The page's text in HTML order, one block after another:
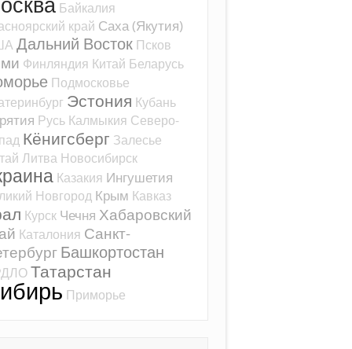
Байкалия
край Саха (Якутия)
Дальний Восток Псков
Финляндия Китай Беларусь
Подмосковье
Эстония Кубань
Русь Калмыкия Северо-
Кёнигсберг Залесье
Литва Новосибирск
Казакия Ингушетия
Новгород Крым Кавказ
Курск Чечня Хабаровский
Каталония Санкт-
Башкортостан
Татарстан
Приморье